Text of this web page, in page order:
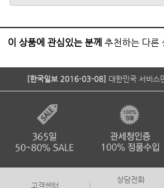
이 상품에 관심있는 분께 추천하는 다른
[한국일보 2016-03-08] 대한민국 서비스
고객센터
상담전화